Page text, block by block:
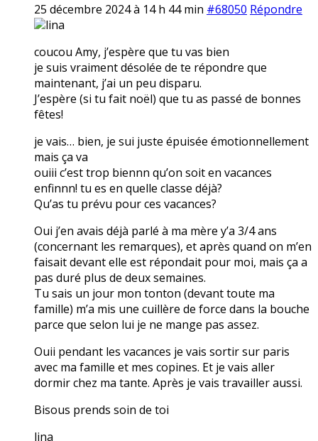
25 décembre 2024 à 14 h 44 min #68050 Répondre
lina
coucou Amy, j’espère que tu vas bien
je suis vraiment désolée de te répondre que
maintenant, j’ai un peu disparu.
J’espère (si tu fait noël) que tu as passé de bonnes
fêtes!
je vais… bien, je sui juste épuisée émotionnellement
mais ça va
ouiii c’est trop biennn qu’on soit en vacances
enfinnn! tu es en quelle classe déjà?
Qu’as tu prévu pour ces vacances?
Oui j’en avais déjà parlé à ma mère y’a 3/4 ans
(concernant les remarques), et après quand on m’en
faisait devant elle est répondait pour moi, mais ça a
pas duré plus de deux semaines.
Tu sais un jour mon tonton (devant toute ma
famille) m’a mis une cuillère de force dans la bouche
parce que selon lui je ne mange pas assez.
Ouii pendant les vacances je vais sortir sur paris
avec ma famille et mes copines. Et je vais aller
dormir chez ma tante. Après je vais travailler aussi.
Bisous prends soin de toi
lina